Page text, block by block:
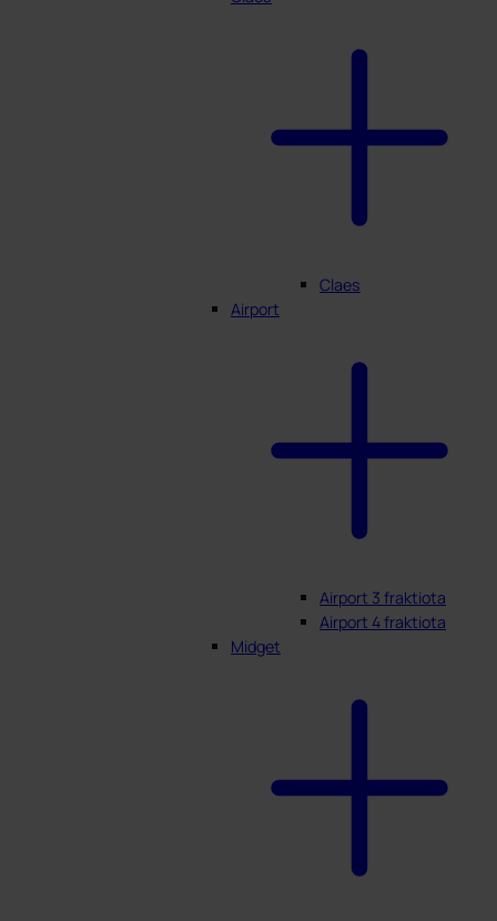
Claes
Airport
Airport 3 fraktiota
Airport 4 fraktiota
Midget